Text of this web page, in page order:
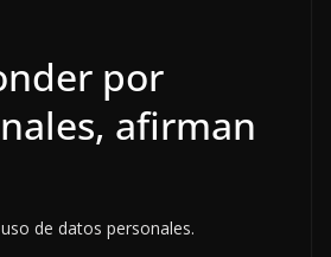
por
afirman
de datos personales.